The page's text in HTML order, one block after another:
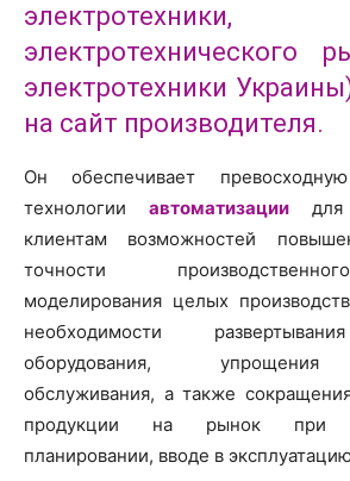
электротехнического
электротехники
на сайт производителя.
Он обеспечивает
технологии автоматизации для
клиентам возможностей
точности
моделирования целых
необходимости
оборудования, упрощения
обслуживания, а также
продукции на рынок при
планировании, вводе в